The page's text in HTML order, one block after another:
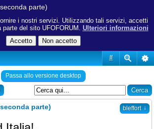
i nostri servizi. Utilizzando tali servizi, accetti
parte del sito UFOFORUM. Ulteriori informazioni
#
parte)
Passa allo versione desktop
bleffort ↓
parte)